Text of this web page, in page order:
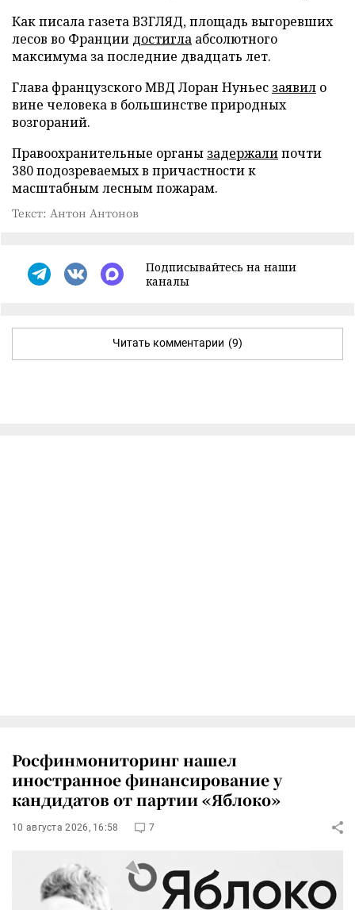
Как писала газета ВЗГЛЯД, площадь выгоревших
лесов во Франции достигла абсолютного
максимума за последние двадцать лет.
Глава французского МВД Лоран Нуньес заявил о
вине человека в большинстве природных
возгораний.
Правоохранительные органы задержалипочти
380 подозреваемых в причастности к
масштабным лесным пожарам.
Текст: Антон Антонов
Подписывайтесь на наши
каналы
Читать комментарии (9)
Росфинмониторинг нашел
иностранное финансирование у
кандидатов от партии «Яблоко»
10 августа 2026, 16:58 7